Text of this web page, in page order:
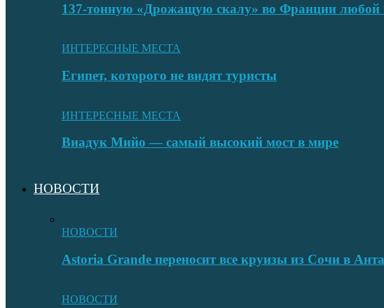
137-тонную «Дрожащую скалу» во Франции любой
ИНТЕРЕСНЫЕ МЕСТА
Египет, которого не видят туристы
ИНТЕРЕСНЫЕ МЕСТА
Виадук Мийо — самый высокий мост в мире
НОВОСТИ
НОВОСТИ
Astoria Grande переносит все круизы из Сочи в
НОВОСТИ